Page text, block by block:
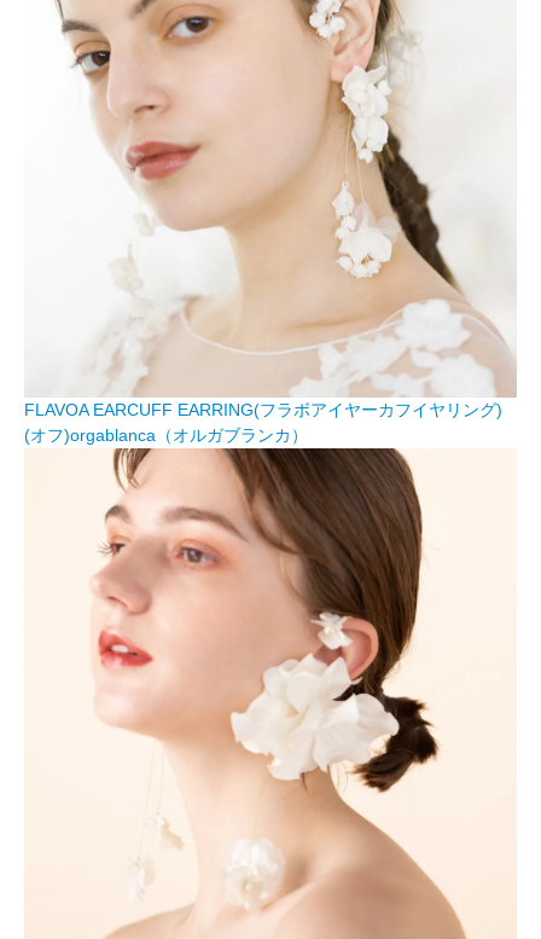
FLAVOA EARCUFF EARRING(フラボアイヤーカフイヤリング)
(オフ)orgablanca（オルガブランカ）